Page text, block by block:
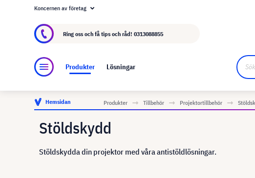
Om visunext.se
Koncernen av företag
Ring oss och få tips och råd! 0313088855
Produkter Lösningar
Hemsidan Produkter Tillbehör Projektortillbehör
Stöldskydd
Stöldskydda din projektor med våra antistöldlösningar.